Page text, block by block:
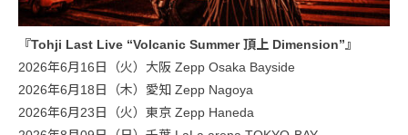
『Tohji Last Live “Volcanic Summer 頂上 Dimension”』
2026年6月16日（火）大阪 Zepp Osaka Bayside
2026年6月18日（木）愛知 Zepp Nagoya
2026年6月23日（火）東京 Zepp Haneda